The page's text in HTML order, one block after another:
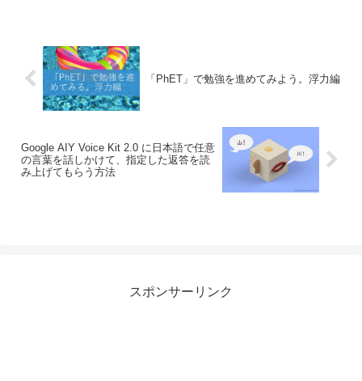
「PhET」で勉強を進めてみよう。浮力編
Google AIY Voice Kit 2.0 に日本語で任意
の言葉を話しかけて、指定した返答を読
み上げてもらう方法
スポンサーリンク